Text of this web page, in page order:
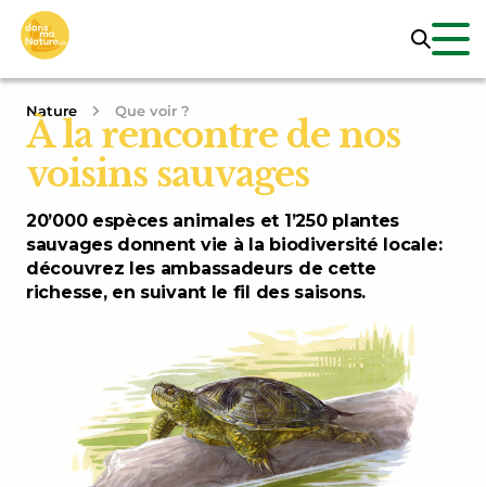
Nature Que voir ?
À la rencontre de nos
voisins sauvages
20’000 espèces animales et 1’250 plantes
sauvages donnent vie à la biodiversité locale:
découvrez les ambassadeurs de cette
richesse, en suivant le fil des saisons.